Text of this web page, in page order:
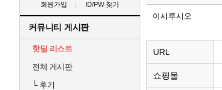
회원가입 ID/PW 찾기
커뮤니티 게시판
핫딜 리스트
전체 게시판
└후기
이시루시오
URL
쇼핑몰